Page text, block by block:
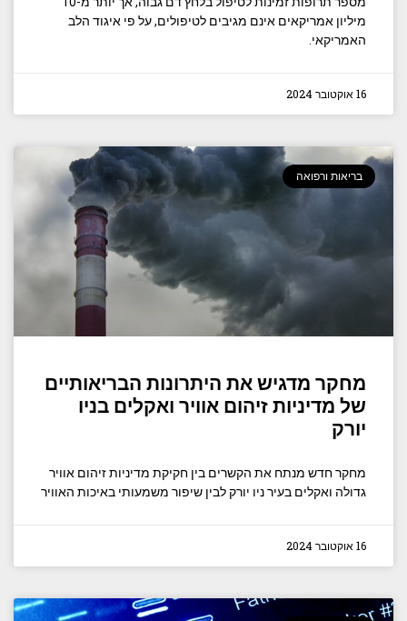
מיליון אמריקאים אינם מגיבים לטיפולים, על פי איגוד הלב
האמריקאי.
16 אוקטובר 2024
בריאות ורפואה
מחקר מדגיש את היתרונות הבריאותיים
של מדיניות זיהום אוויר ואקלים בניו
יורק
מחקר חדש מנתח את הקשרים בין חקיקת מדיניות זיהום אוויר
גדולה ואקלים בעיר ניו יורק לבין שיפור משמעותי באיכות האוויר
16 אוקטובר 2024